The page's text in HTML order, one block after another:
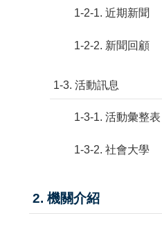
1-2-1. 近期新聞
1-2-2. 新聞回顧
1-3. 活動訊息
1-3-1. 活動彙整表
1-3-2. 社會大學
2. 機關介紹